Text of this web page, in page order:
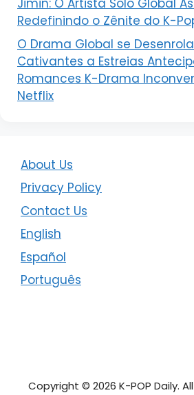
Jimin: O Artista Solo Global
Redefinindo o Zênite do K-
O Drama Global se
Cativantes a Estreias
Romances K-Drama
Netflix
About Us
Privacy Policy
Contact Us
English
Español
Português
Copyright © 2026 K-POP Daily.